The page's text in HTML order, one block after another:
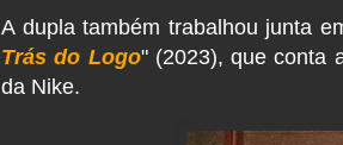
A dupla também trabalhou junta
Trás do Logo" (2023), que conta
da Nike.